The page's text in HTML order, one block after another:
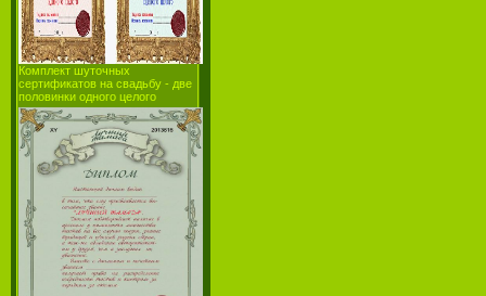
Комплект шуточных
сертификатов на свадьбу - две
половинки одного целого